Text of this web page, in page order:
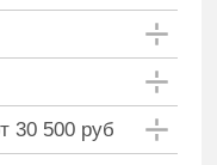
30 500 руб